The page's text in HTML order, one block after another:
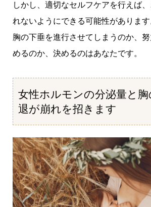
しかし、適切なセルフケアを行えば
れないようにできる可能性がありま
胸の下垂を進行させてしまうのか、
めるのか、決めるのはあなたです。
女性ホルモンの分泌量と
退が崩れを招きます